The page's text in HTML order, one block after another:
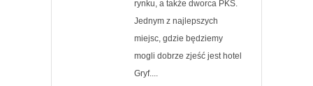
rynku, a także dworca PKS.
Jednym z najlepszych
miejsc, gdzie będziemy
mogli dobrze zjeść jest hotel
Gryf....